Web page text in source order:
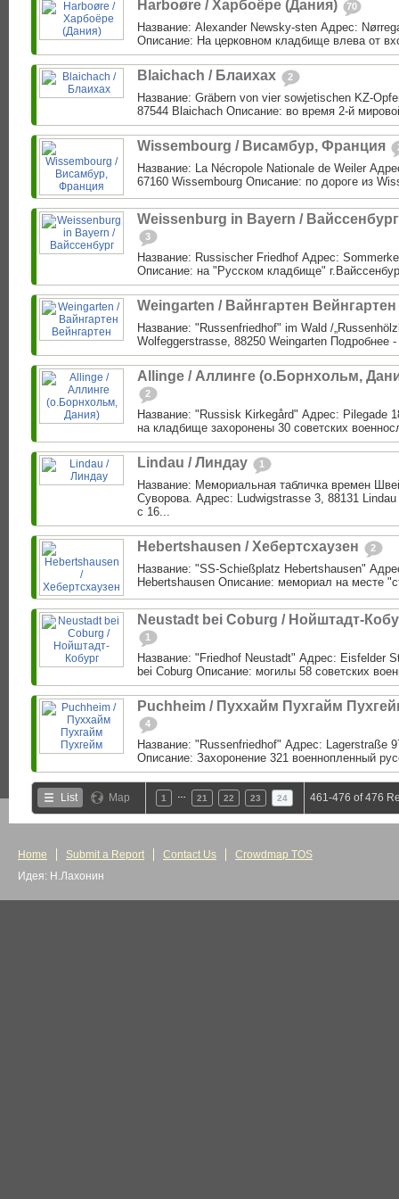
Harboøre / Харбоёре (Дания) 70
Название: Alexander Newsky-sten Адрес:
Описание: На церковном кладбище влева от
Blaichach / Блаихах 2
Название: Gräbern von vier sowjetischen KZ-
87544 Blaichach Описание: во время 2-й
Wissembourg / Висамбур, Франция
Название: La Nécropole Nationale de Weiler
67160 Wissembourg Описание: по дороге из
Weissenburg in Bayern / Вайссенбург
3
Название: Russischer Friedhof Адрес:
Описание: на "Русском кладбище"
Weingarten / Вайнгартен Вейнгартен
Название: "Russenfriedhof" im Wald /
Wolfeggerstrasse, 88250 Weingarten Подробнее
Allinge / Аллинге (о.Борнхольм,
2
Название: "Russisk Kirkegård" Адрес: Pilegade
на кладбище захоронены 30 советских
Lindau / Линдау 1
Название: Мемориальная табличка времен
Суворова. Адрес: Ludwigstrasse 3, 88131
с 16...
Hebertshausen / Хебертсхаузен 2
Название: "SS-Schießplatz Hebertshausen"
Hebertshausen Описание: мемориал на месте
Neustadt bei Coburg / Нойштадт-
1
Название: "Friedhof Neustadt" Адрес: Eisfelder
bei Coburg Описание: могилы 58 советских
Puchheim / Пуххайм Пухгайм
4
Название: "Russenfriedhof" Адрес: Lagerstraße
Описание: Захоронение 321 военнопленный
List Map 1 21 22 23 24 461-476 of 476
Home Submit a Report Contact Us
Crowdmap TOS
Идея: Н.Лахонин